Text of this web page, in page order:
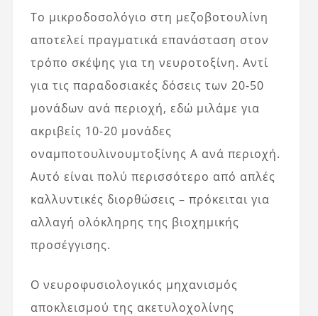
Το μικροδοσολόγιο στη μεζοβοτουλίνη
αποτελεί πραγματικά επανάσταση στον
τρόπο σκέψης για τη νευροτοξίνη. Αντί
για τις παραδοσιακές δόσεις των 20-50
μονάδων ανά περιοχή, εδώ μιλάμε για
ακριβείς 10-20 μονάδες
οναμποτουλινουμτοξίνης Α ανά περιοχή.
Αυτό είναι πολύ περισσότερο από απλές
καλλυντικές διορθώσεις – πρόκειται για
αλλαγή ολόκληρης της βιοχημικής
προσέγγισης.
Ο νευροφυσιολογικός μηχανισμός
αποκλεισμού της ακετυλοχολίνης